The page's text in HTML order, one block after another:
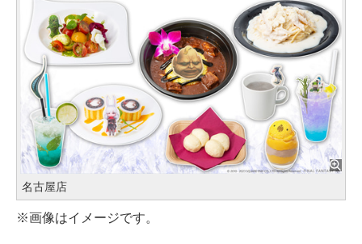
名古屋店
※画像はイメージです。